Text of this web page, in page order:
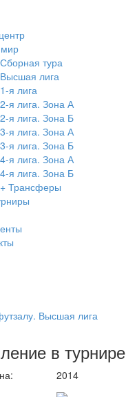
Сборная тура
Высшая лига
1-я лига
2-я лига. Зона А
2-я лига. Зона Б
3-я лига. Зона А
3-я лига. Зона Б
4-я лига. Зона А
4-я лига. Зона Б
+ Трансферы
Высшая лига
в турнире
2014